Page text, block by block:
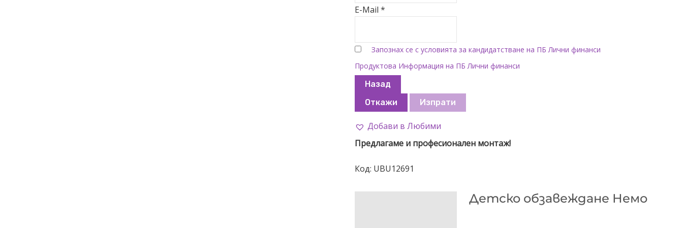
E-Mail *
Запознах се с условията за кандидатстване на ПБ Лични финанси
Продуктова Информация на ПБ Лични финанси
Назад
Откажи
Изпрати
Добави в Любими
Предлагаме и професионален монтаж!
Код: UBU12691
Детско обзавеждане Немо